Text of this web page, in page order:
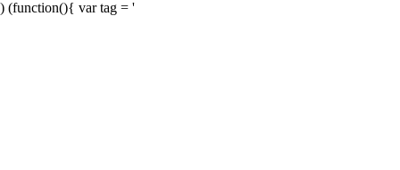
) (function(){ var tag = '